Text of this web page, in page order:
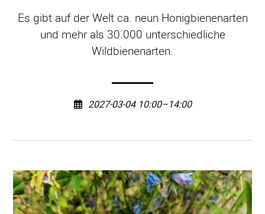
Es gibt auf der Welt ca. neun Honigbienenarten
und mehr als 30.000 unterschiedliche
Wildbienenarten.
2027-03-04 10:00–14:00